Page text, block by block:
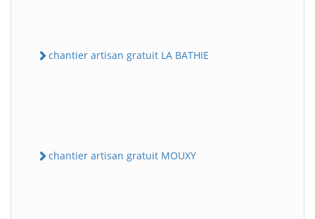
chantier artisan gratuit LA BATHIE
chantier artisan gratuit MOUXY